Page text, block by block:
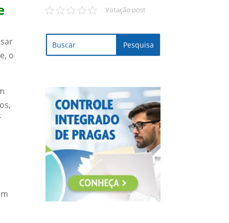
o
Votação post